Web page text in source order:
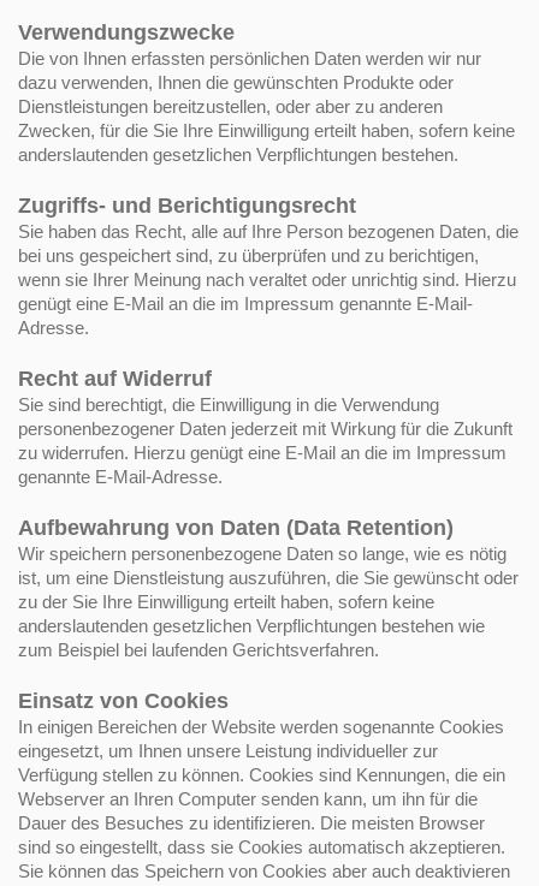
Verwendungszwecke
Die von Ihnen erfassten persönlichen Daten werden wir nur
dazu verwenden, Ihnen die gewünschten Produkte oder
Dienstleistungen bereitzustellen, oder aber zu anderen
Zwecken, für die Sie Ihre Einwilligung erteilt haben, sofern keine
anderslautenden gesetzlichen Verpflichtungen bestehen.
Zugriffs- und Berichtigungsrecht
Sie haben das Recht, alle auf Ihre Person bezogenen Daten, die
bei uns gespeichert sind, zu überprüfen und zu berichtigen,
wenn sie Ihrer Meinung nach veraltet oder unrichtig sind. Hierzu
genügt eine E-Mail an die im Impressum genannte E-Mail-
Adresse.
Recht auf Widerruf
Sie sind berechtigt, die Einwilligung in die Verwendung
personenbezogener Daten jederzeit mit Wirkung für die Zukunft
zu widerrufen. Hierzu genügt eine E-Mail an die im Impressum
genannte E-Mail-Adresse.
Aufbewahrung von Daten (Data Retention)
Wir speichern personenbezogene Daten so lange, wie es nötig
ist, um eine Dienstleistung auszuführen, die Sie gewünscht oder
zu der Sie Ihre Einwilligung erteilt haben, sofern keine
anderslautenden gesetzlichen Verpflichtungen bestehen wie
zum Beispiel bei laufenden Gerichtsverfahren.
Einsatz von Cookies
In einigen Bereichen der Website werden sogenannte Cookies
eingesetzt, um Ihnen unsere Leistung individueller zur
Verfügung stellen zu können. Cookies sind Kennungen, die ein
Webserver an Ihren Computer senden kann, um ihn für die
Dauer des Besuches zu identifizieren. Die meisten Browser
sind so eingestellt, dass sie Cookies automatisch akzeptieren.
Sie können das Speichern von Cookies aber auch deaktivieren